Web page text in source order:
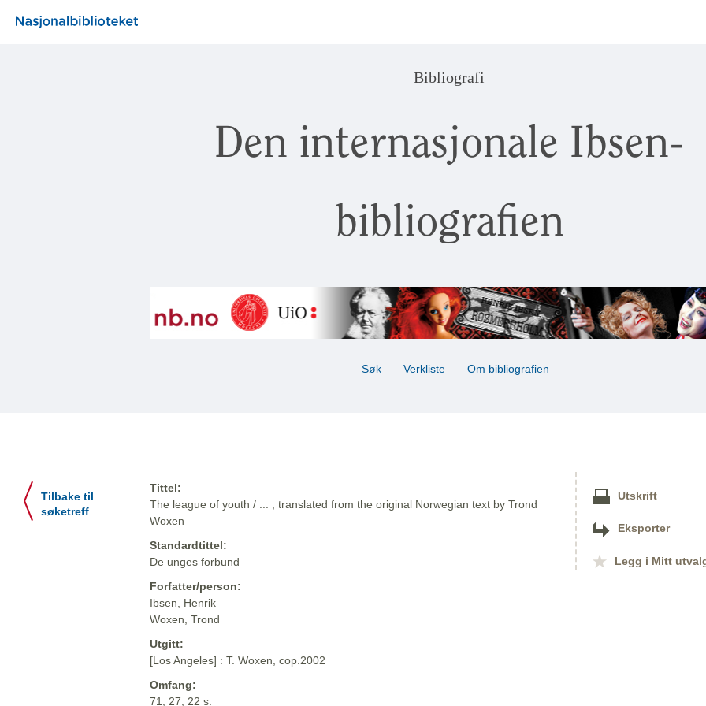
Bibliografi
Den internasjonale Ibsen-
bibliografien
Søk Verkliste Om bibliografien
Tilbake til
søketreff
Tittel:
The league of youth / ... ; translated from the original Norwegian text by Trond
Woxen
Standardtittel:
De unges forbund
Forfatter/person:
Ibsen, Henrik
Woxen, Trond
Utgitt:
[Los Angeles] : T. Woxen, cop.2002
Omfang:
71, 27, 22 s.
Utskrift
Eksporter
Legg i Mitt